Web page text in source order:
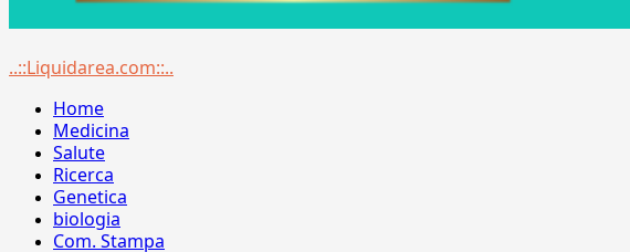
Menu
..::Liquidarea.com::..
Home
Medicina
Salute
Ricerca
Genetica
biologia
Com. Stampa